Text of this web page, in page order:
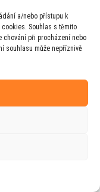
a/nebo přístupu k
Souhlas s těmito
chování při procházení nebo
souhlasu může nepříznivě
s
.